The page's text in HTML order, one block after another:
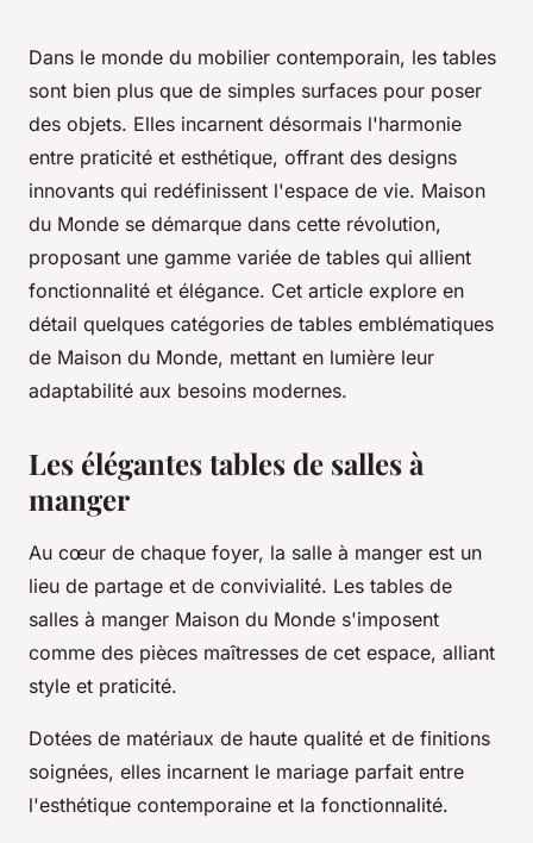
Dans le monde du mobilier contemporain, les tables
sont bien plus que de simples surfaces pour poser
des objets. Elles incarnent désormais l'harmonie
entre praticité et esthétique, offrant des designs
innovants qui redéfinissent l'espace de vie. Maison
du Monde se démarque dans cette révolution,
proposant une gamme variée de tables qui allient
fonctionnalité et élégance. Cet article explore en
détail quelques catégories de tables emblématiques
de Maison du Monde, mettant en lumière leur
adaptabilité aux besoins modernes.
Les élégantes tables de salles à
manger
Au cœur de chaque foyer, la salle à manger est un
lieu de partage et de convivialité. Les tables de
salles à manger Maison du Monde s'imposent
comme des pièces maîtresses de cet espace, alliant
style et praticité.
Dotées de matériaux de haute qualité et de finitions
soignées, elles incarnent le mariage parfait entre
l'esthétique contemporaine et la fonctionnalité.